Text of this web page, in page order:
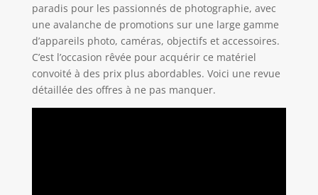
paradis pour les passionnés de photographie, avec
une avalanche de promotions sur une large gamme
d’appareils photo, caméras, objectifs et accessoires.
C’est l’occasion rêvée pour acquérir ce matériel
convoité à des prix plus abordables. Voici une revue
détaillée des offres à ne pas manquer.